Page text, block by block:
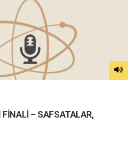
– SAFSATALAR,